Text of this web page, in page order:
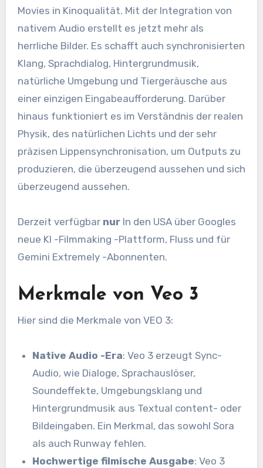
Movies in Kinoqualität. Mit der Integration von
nativem Audio erstellt es jetzt mehr als
herrliche Bilder. Es schafft auch synchronisierten
Klang, Sprachdialog, Hintergrundmusik,
natürliche Umgebung und Tiergeräusche aus
einer einzigen Eingabeaufforderung. Darüber
hinaus funktioniert es im Verständnis der realen
Physik, des natürlichen Lichts und der sehr
präzisen Lippensynchronisation, um Outputs zu
produzieren, die überzeugend aussehen und sich
überzeugend aussehen.
Derzeit verfügbar nurIn den USA über Googles
neue KI -Filmmaking -Plattform, Fluss und für
Gemini Extremely -Abonnenten.
Merkmale von Veo 3
Hier sind die Merkmale von VEO 3:
Native Audio -Era: Veo 3 erzeugt Sync-
Audio, wie Dialoge, Sprachauslöser,
Soundeffekte, Umgebungsklang und
Hintergrundmusik aus Textual content- oder
Bildeingaben. Ein Merkmal, das sowohl Sora
als auch Runway fehlen.
Hochwertige filmische Ausgabe: Veo 3